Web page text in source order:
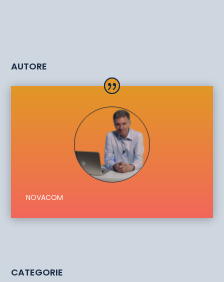
AUTORE
NOVACOM
CATEGORIE